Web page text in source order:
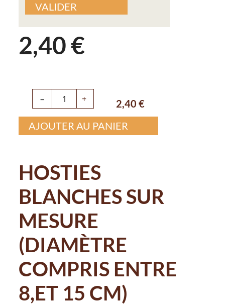
2,40 €
+
− 2,40 €
AJOUTER AU PANIER
HOSTIES
BLANCHES SUR
MESURE
(DIAMÈTRE
COMPRIS ENTRE
8,ET 15 CM)